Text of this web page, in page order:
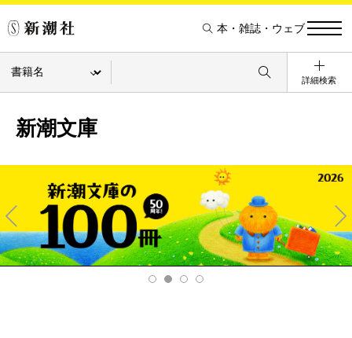
本・雑誌・ウェブ
詳細検索
新潮文庫
Pre
v
Ne
xt